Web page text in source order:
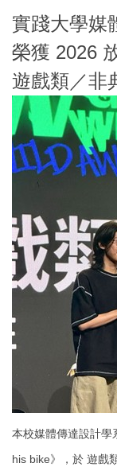
實踐大學媒
榮獲 2026
遊戲類／非
本校媒體傳達設計學
his bike》，於 遊戲